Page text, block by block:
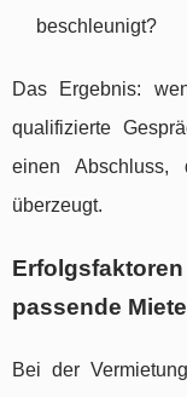
beschleunigt?
Das Ergebnis:
qualifizierte
einen Abschluss,
überzeugt.
passende
Bei der